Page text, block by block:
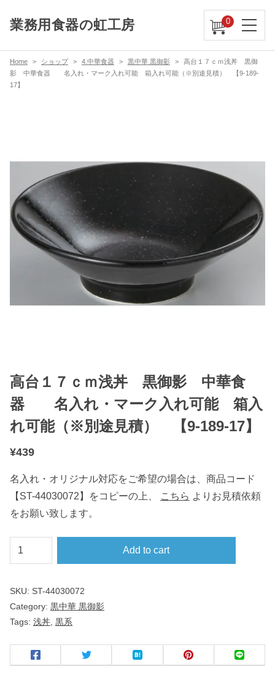
業務用食器の虹工房 0
Home ショップ 4.中華食器 黒中華 黒御影
高台１７ｃｍ浅丼 黒御
影 中華食器 名入れ・マーク入れ可能 箱入れ可能（※別途見積） 【9-189-
17】
高台１７ｃｍ浅丼 黒御影 中華食
器 名入れ・マーク入れ可能 箱入
れ可能（※別途見積） 【9-189-17】
¥439
名入れ・オリジナル対応をご希望の場合は、商品コード
【ST-44030072】をコピーの上、
こちら よりお見積依頼
をお願い致します。
高
台
７
浅
丼
Add to cart
SKU: ST-44030072
Category: 黒中華 黒御影
Tags: 浅丼 黒系